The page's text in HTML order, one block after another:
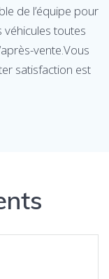
de l’équipe pour
toutes
vente.Vous
satisfaction est